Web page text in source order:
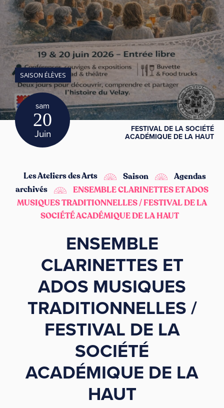
sam
20
Juin
SAISON ÉLÈVES
FESTIVAL DE LA SOCIÉTÉ
ACADÉMIQUE DE LA HAUT
Les Ateliers des Arts Saison
Agendas
archivés
ENSEMBLE CLARINETTES ET ADOS
MUSIQUES TRADITIONNELLES / FESTIVAL DE LA
SOCIÉTÉ ACADÉMIQUE DE LA HAUT
ENSEMBLE
CLARINETTES ET
ADOS MUSIQUES
TRADITIONNELLES /
FESTIVAL DE LA
SOCIÉTÉ
ACADÉMIQUE DE LA
HAUT